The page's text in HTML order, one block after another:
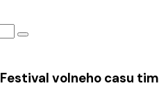
Festival volneho casu tim